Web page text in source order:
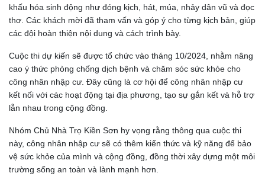
khấu hóa sinh động như đóng kịch, hát, múa, nhảy dân vũ và đọc
thơ. Các khách mời đã tham vấn và góp ý cho từng kịch bản, giúp
các đội hoàn thiện nội dung và cách trình bày.
Cuộc thi dự kiến sẽ được tổ chức vào tháng 10/2024, nhằm nâng
cao ý thức phòng chống dịch bệnh và chăm sóc sức khỏe cho
công nhân nhập cư. Đây cũng là cơ hội để công nhân nhập cư
kết nối với các hoạt động tại địa phương, tạo sự gắn kết và hỗ trợ
lẫn nhau trong cộng đồng.
Nhóm Chủ Nhà Trọ Kiền Sơn hy vọng rằng thông qua cuộc thi
này, công nhân nhập cư sẽ có thêm kiến thức và kỹ năng để bảo
vệ sức khỏe của mình và cộng đồng, đồng thời xây dựng một môi
trường sống an toàn và lành mạnh hơn.